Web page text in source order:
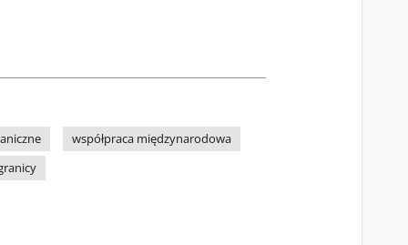
współpraca międzynarodowa